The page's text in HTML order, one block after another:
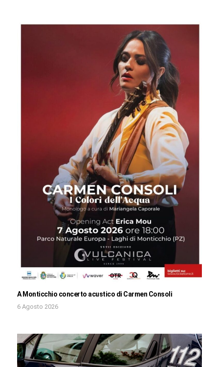
A Monticchio concerto acustico di Carmen Consoli
6 Agosto 2026